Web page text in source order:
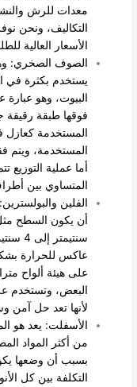
معدات للرش
التكاليف، ونحن
الأسعار العالية
الصوف الصخري:
يستخدم بكثرة في
البيوت، وهو
فوقها طبقة رقيقة
المستخدمة كعازل
المستخدمة، ويتم
أما عملية التوزيع
المتساوي بين
الفلين
عاكس للحرارة
على هيئة ألواح
البعض، وتستخدم
لأنها تعد حل آمن
الأسفلت: يعد هو
من أكثر المواد
بسبب أن وضعها
التكلفة بين كل